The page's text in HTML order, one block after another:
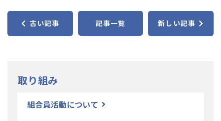
古い記事 記事一覧 新しい記事
取り組み
組合員活動について